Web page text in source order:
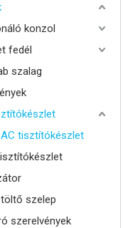
konzol
fedél
szalag
tisztítókészlet
szelep
szerelvények